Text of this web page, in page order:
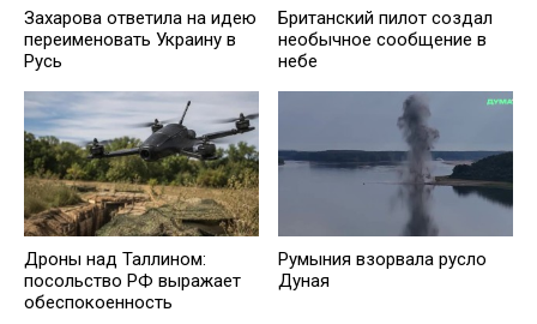
Захарова ответила на идею
переименовать Украину в
Русь
Британский пилот создал
необычное сообщение в
небе
Дроны над Таллином:
посольство РФ выражает
обеспокоенность
Румыния взорвала русло
Дуная